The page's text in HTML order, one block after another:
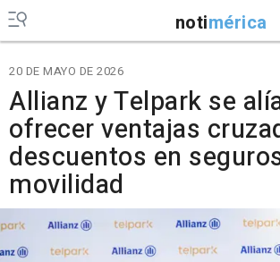
notimérica
20 DE MAYO DE 2026
Allianz y Telpark se
ofrecer ventajas
descuentos en
movilidad